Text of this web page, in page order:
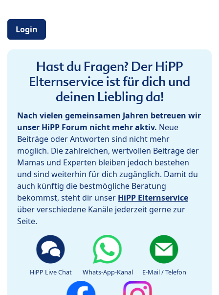
Login
Hast du Fragen? Der HiPP
Elternservice ist für dich und
deinen Liebling da!
Nach vielen gemeinsamen Jahren betreuen wir
unser HiPP Forum nicht mehr aktiv. Neue
Beiträge oder Antworten sind nicht mehr
möglich. Die zahlreichen, wertvollen Beiträge der
Mamas und Experten bleiben jedoch bestehen
und sind weiterhin für dich zugänglich. Damit du
auch künftig die bestmögliche Beratung
bekommst, steht dir unser HiPP Elternservice
über verschiedene Kanäle jederzeit gerne zur
Seite.
HiPP Live Chat Whats-App-Kanal E-Mail / Telefon